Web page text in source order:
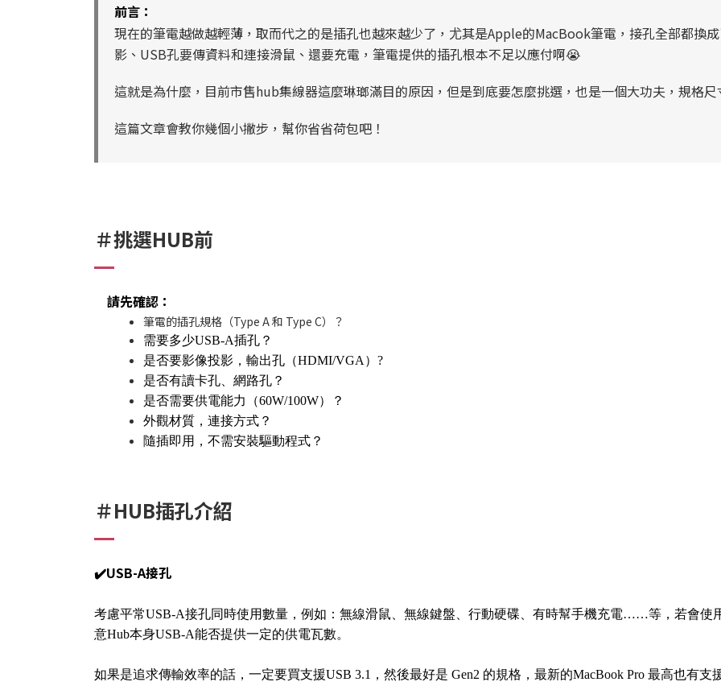
前言：
現在的筆電越做越輕薄，取而代之的是插孔也越來越少了，尤其是Apple的MacBook筆電，接孔全部都換
影、USB孔要傳資料和連接滑鼠、還要充電，筆電提供的插孔根本不足以應付啊😭
這就是為什麼，目前市售hub集線器這麼琳瑯滿目的原因，但是到底要怎麼挑選，也是一個大功夫，規格
這篇文章會教你幾個小撇步，幫你省省荷包吧！
＃挑選HUB前
請先確認：
筆電的插孔規格（Type A 和 Type C）？
需要多少USB-A插孔？
是否要影像投影，輸出孔（HDMI/VGA）?
是否有讀卡孔、網路孔？
是否需要供電能力（60W/100W）？
外觀材質，連接方式？
隨插即用，不需安裝驅動程式？
＃HUB插孔介紹
✔️USB-A接孔
考慮平常USB-A接孔同時使用數量，例如：無線滑鼠、無線鍵盤、行動硬碟、有時幫手機充電……等，若會使
意Hub本身USB-A能否提供一定的供電瓦數。
如果是追求傳輸效率的話，一定要買支援USB 3.1，然後最好是 Gen2 的規格，最新的MacBook Pro 最高也有支